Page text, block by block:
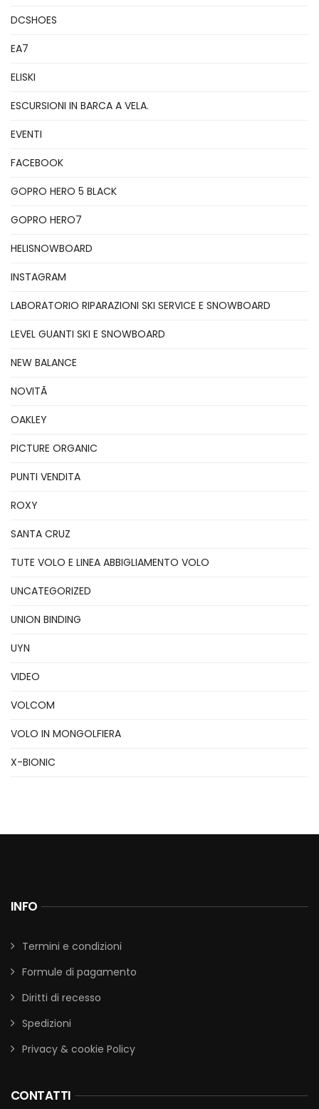
DCSHOES
EA7
ELISKI
ESCURSIONI IN BARCA A VELA.
EVENTI
FACEBOOK
GOPRO HERO 5 BLACK
GOPRO HERO7
HELISNOWBOARD
INSTAGRAM
LABORATORIO RIPARAZIONI SKI SERVICE E SNOWBOARD
LEVEL GUANTI SKI E SNOWBOARD
NEW BALANCE
NOVITÃ
OAKLEY
PICTURE ORGANIC
PUNTI VENDITA
ROXY
SANTA CRUZ
TUTE VOLO E LINEA ABBIGLIAMENTO VOLO
UNCATEGORIZED
UNION BINDING
UYN
VIDEO
VOLCOM
VOLO IN MONGOLFIERA
X-BIONIC
INFO
Termini e condizioni
Formule di pagamento
Diritti di recesso
Spedizioni
Privacy & cookie Policy
CONTATTI